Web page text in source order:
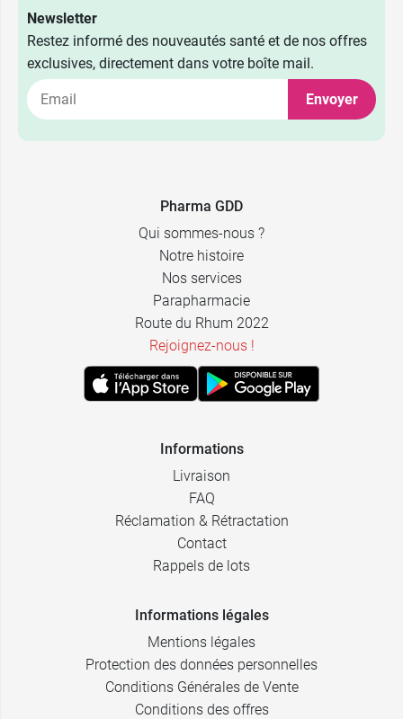
Newsletter
Restez informé des nouveautés santé et de nos offres
exclusives, directement dans votre boîte mail.
Envoyer
Pharma GDD
Qui sommes-nous ?
Notre histoire
Nos services
Parapharmacie
Route du Rhum 2022
Rejoignez-nous !
Informations
Livraison
FAQ
Réclamation & Rétractation
Contact
Rappels de lots
Informations légales
Mentions légales
Protection des données personnelles
Conditions Générales de Vente
Conditions des offres